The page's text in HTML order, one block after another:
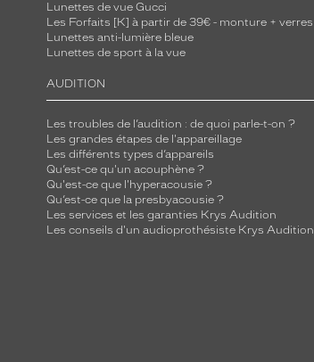
Lunettes de vue Gucci
Les Forfaits [K] à partir de 39€ - monture + verres
Lunettes anti-lumière bleue
Lunettes de sport à la vue
AUDITION
Les troubles de l’audition : de quoi parle-t-on ?
Les grandes étapes de l'appareillage
Les différents types d’appareils
Qu’est-ce qu'un acouphène ?
Qu'est-ce que l'hyperacousie ?
Qu’est-ce que la presbyacousie ?
Les services et les garanties Krys Audition
Les conseils d'un audioprothésiste Krys Audition